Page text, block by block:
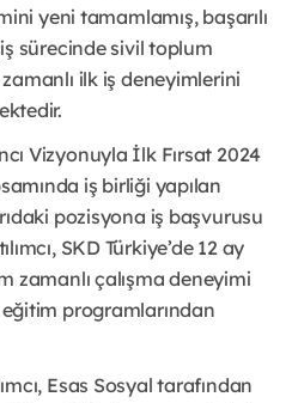
yeni tamamlamış, başarılı
sürecinde sivil toplum
ilk iş deneyimlerini
Vizyonuyla İlk Fırsat 2024
iş birliği yapılan
pozisyona iş başvurusu
SKD Türkiye’de 12 ay
zamanlı çalışma deneyimi
programlarından
Esas Sosyal tarafından